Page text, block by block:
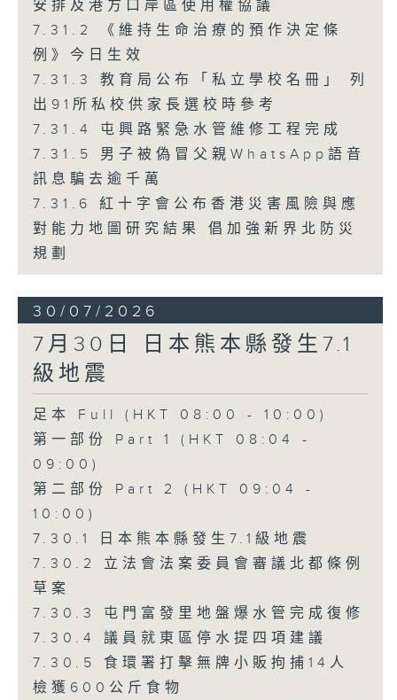
安排及港方口岸區使用權協議
7.31.2 《維持生命治療的預作決定條
例》今日生效
7.31.3 教育局公布「私立學校名冊」 列
出91所私校供家長選校時參考
7.31.4 屯興路緊急水管維修工程完成
7.31.5 男子被偽冒父親WhatsApp語音
訊息騙去逾千萬
7.31.6 紅十字會公布香港災害風險與應
對能力地圖研究結果 倡加強新界北防災
規劃
30/07/2026
7月30日 日本熊本縣發生7.1
級地震
足本 Full (HKT 08:00 - 10:00)
第一部份 Part 1 (HKT 08:04 -
09:00)
第二部份 Part 2 (HKT 09:04 -
10:00)
7.30.1 日本熊本縣發生7.1級地震
7.30.2 立法會法案委員會審議北都條例
草案
7.30.3 屯門富發里地盤爆水管完成復修
7.30.4 議員就東區停水提四項建議
7.30.5 食環署打擊無牌小販拘捕14人
檢獲600公斤食物